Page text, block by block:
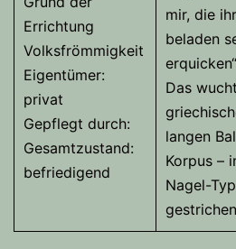
Errichtung
Volksfrömmigkeit
Eigentümer:
privat
Gepflegt durch:
Gesamtzustand:
befriedigend
mir, die
beladen
Das
langen
Korpus –
Nagel-